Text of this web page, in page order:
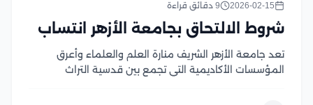
2026-02-15 9 دقائق قراءة
شروط الالتحاق بجامعة الأزهر انتساب
تعد جامعة الأزهر الشريف منارة العلم والعلماء وأعرق
المؤسسات الأكاديمية التي تجمع بين قدسية التراث